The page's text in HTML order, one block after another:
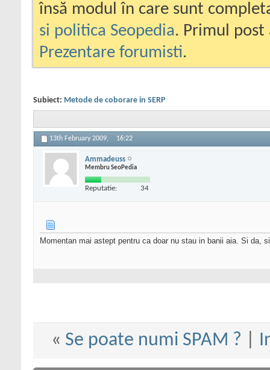
însă modul în care sunt
si politica Seopedia. Primul
Prezentare forumisti.
Subiect: Metode de coborare in SERP
13th February 2009, 16:22
Ammadeuss
Membru SeoPedia
Reputatie: 34
Momentan mai astept pentru ca doar nu stau in banii aia. Si da,
« Se poate numi SPAM ?